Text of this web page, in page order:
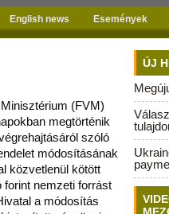
English news Események
(FVM)
megtörténik
szóló
módosításának
közvetlenül kötött
forint nemzeti forrást
a módosítás
ÚJ